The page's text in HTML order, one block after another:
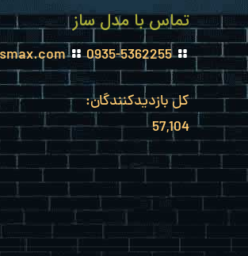
تماس با مدل ساز
0935-5362255
info@persian3dsmax.com
کل بازدیدکنند‌گان:
57,104